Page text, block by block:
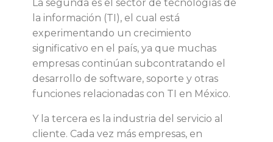
n
a
n
La segunda es el sector de tecnologías de
la información (TI), el cual está
experimentando un crecimiento
significativo en el país, ya que muchas
empresas continúan subcontratando el
desarrollo de software, soporte y otras
funciones relacionadas con TI en México.
Y la tercera es la industria del servicio al
cliente. Cada vez más empresas, en